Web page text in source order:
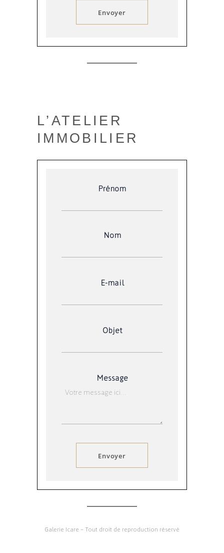
Envoyer
L’ATELIER
IMMOBILIER
Prénom
Nom
E-mail
Objet
Message
Envoyer
Galerie Icare – Tout droit de reproduction réservé